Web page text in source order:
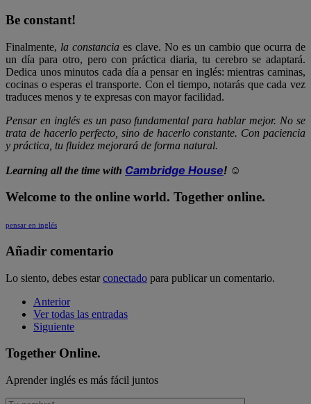
Be constant!
Finalmente, la constancia es clave. No es un cambio que ocurra de
un día para otro, pero con práctica diaria, tu cerebro se adaptará.
Dedica unos minutos cada día a pensar en inglés: mientras caminas,
cocinas o esperas el transporte. Con el tiempo, notarás que cada vez
traduces menos y te expresas con mayor facilidad.
Pensar en inglés es un paso fundamental para hablar mejor. No se
trata de hacerloperfecto, sino de hacerloconstante. Con paciencia
y práctica, tu fluidez mejorará de forma natural.
Learning all the time with Cambridge House! ☺
Welcome to the online world. Together online.
pensar en inglés
Añadir comentario
Lo siento, debes estarconectado para publicar un comentario.
Anterior
Ver todas las entradas
Siguiente
Together Online.
Aprender inglés es más fácil juntos